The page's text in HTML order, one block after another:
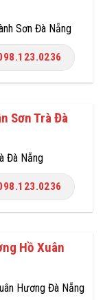
Sơn Đà Nẵng
Sơn Trà Đà
Đà Nẵng
Hồ Xuân
Hương Đà Nẵng